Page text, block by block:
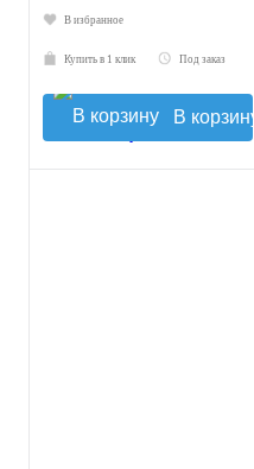
В избранное
Купить в 1 клик Под заказ
В корзину